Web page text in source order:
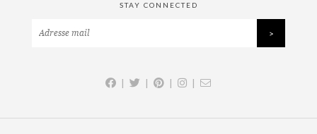
STAY CONNECTED
| | | |